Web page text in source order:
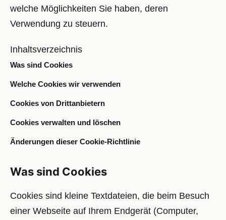
welche Möglichkeiten Sie haben, deren
Verwendung zu steuern.
Inhaltsverzeichnis
Was sind Cookies
Welche Cookies wir verwenden
Cookies von Drittanbietern
Cookies verwalten und löschen
Änderungen dieser Cookie-Richtlinie
Was sind Cookies
Cookies sind kleine Textdateien, die beim Besuch
einer Webseite auf Ihrem Endgerät (Computer,